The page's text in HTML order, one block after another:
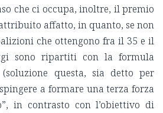
che ci occupa, inoltre, il premio
affatto, in quanto, se non
che ottengono fra il 35 e il
sono ripartiti con la formula
questa, sia detto per
a formare una terza forza
in contrasto con l’obiettivo di